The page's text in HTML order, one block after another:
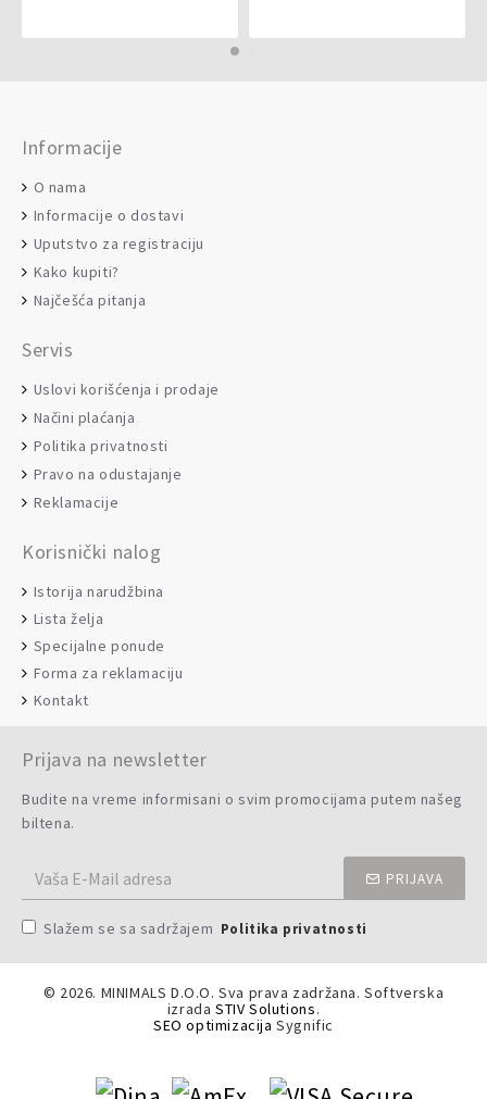
Informacije
O nama
Informacije o dostavi
Uputstvo za registraciju
Kako kupiti?
Najčešća pitanja
Servis
Uslovi korišćenja i prodaje
Načini plaćanja
Politika privatnosti
Pravo na odustajanje
Reklamacije
Korisnički nalog
Istorija narudžbina
Lista želja
Specijalne ponude
Forma za reklamaciju
Kontakt
Prijava na newsletter
Budite na vreme informisani o svim promocijama putem našeg
biltena.
PRIJAVA
Slažem se sa sadržajem Politika privatnosti
© 2026. MINIMALS D.O.O. Sva prava zadržana. Softverska
izradaSTIV Solutions.
SEO optimizacija Sygnific